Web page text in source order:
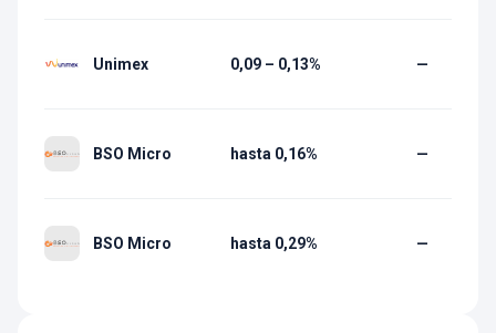
Unimex 0,09 – 0,13% —
BSO Micro hasta 0,16% —
BSO Micro hasta 0,29% —